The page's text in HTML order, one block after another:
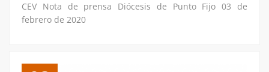
CEV Nota de prensa Diócesis de Punto Fijo 03 de
febrero de 2020